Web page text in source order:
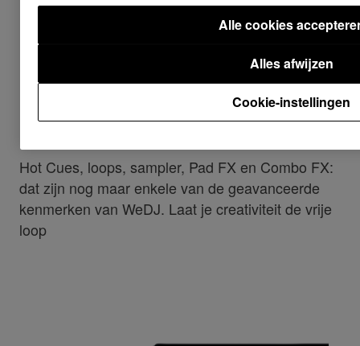
Kenmerken die je mix een
boost geven
Hot Cues, loops, sampler, Pad FX en Combo FX:
dat zijn nog maar enkele van de geavanceerde
kenmerken van WeDJ. Laat je creativiteit de vrije
loop
Cookie-instellingen
Alles afwijzen
Alle cookies